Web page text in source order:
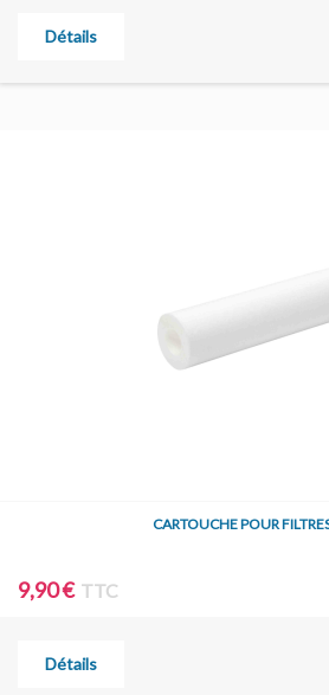
Détails
CARTOUCHE POUR
9,90 € TTC
Détails